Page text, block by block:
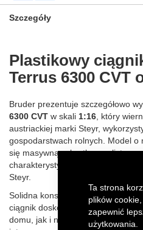
Ta strona
plików
zapewnić
użytkowania.
Szczegóły
Plastikowy
Terrus 6300 CVT
Bruder prezentuje szczegółowo
6300 CVT w skali 1:16 , który
austriackiej marki Steyr,
gospodarstwach rolnych. Model o
się masywną sylwetką,
charakterystyczną biało-
Steyr.
Solidna konstrukcja z trwałego
ciągnik doskonale sprawdzi się
domu, jak i na zewnątrz,